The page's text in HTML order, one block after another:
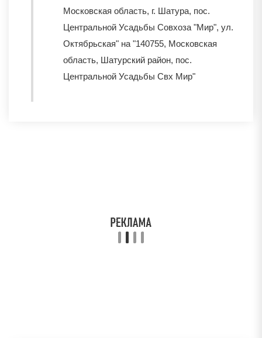
Московская область, г. Шатура, пос.
Центральной Усадьбы Совхоза "Мир", ул.
Октябрьская" на "140755, Московская
область, Шатурский район, пос.
Центральной Усадьбы Свх Мир"